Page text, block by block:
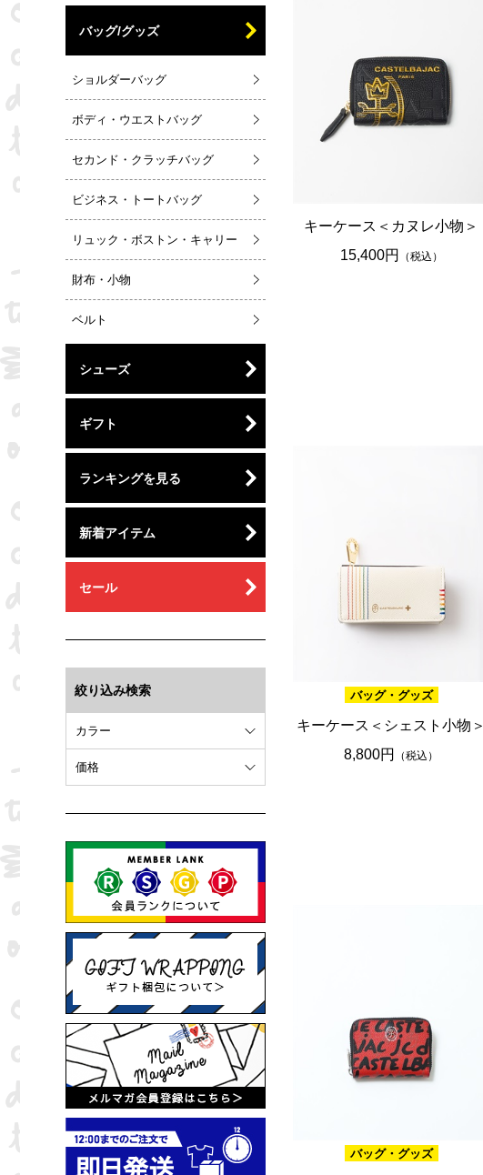
バッグ/グッズ
ショルダーバッグ
ボディ・ウエストバッグ
セカンド・クラッチバッグ
ビジネス・トートバッグ
リュック・ボストン・キャリー
財布・小物
ベルト
シューズ
ギフト
ランキングを見る
新着アイテム
セール
絞り込み検索
カラー
ピンク
ブラック
ブルー
グリーン
イエロー
グレー
パープル
ベージュ
価格
20,001円 ～
イエロー
グレー
パープル
キーケース＜カヌレ小物＞
15,400円
（税込）
バッグ・グッズ
キーケース＜シェスト小物＞
8,800円
（税込）
バッグ・グッズ